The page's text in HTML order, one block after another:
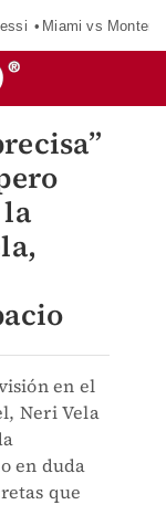
Miami vs
la
en el
Neri Vela
en duda
que